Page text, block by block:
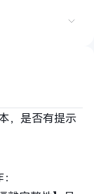
，是否有提示